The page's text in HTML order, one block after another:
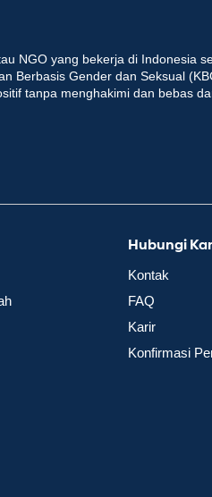
NGO yang bekerja di Indonesia
Berbasis Gender dan Seksual
tanpa menghakimi dan bebas
Hubungi
Kontak
FAQ
Karir
Konfirmasi